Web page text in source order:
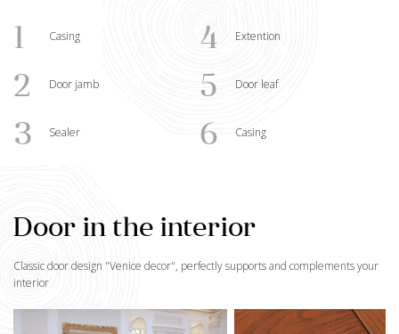
1 Casing 4 Extention
2 Door jamb 5 Door leaf
3 Sealer 6 Casing
Door in the interior
Classic door design "Venice decor", perfectly supports and complements your
interior